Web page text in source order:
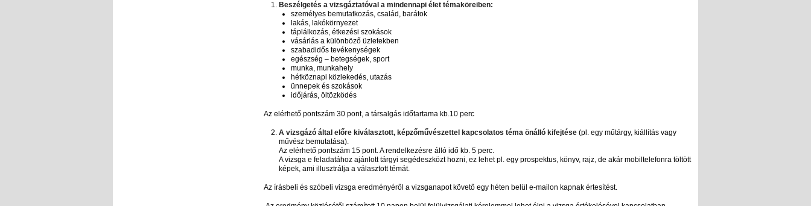
Beszélgetés a vizsgáztatóval a mindennapi élet témaköreiben:
személyes bemutatkozás, család, barátok
lakás, lakókörnyezet
táplálkozás, étkezési szokások
vásárlás a különböző üzletekben
szabadidős tevékenységek
egészség – betegségek, sport
munka, munkahely
hétköznapi közlekedés, utazás
ünnepek és szokások
időjárás, öltözködés
Az elérhető pontszám 30 pont, a társalgás időtartama kb.10 perc
A vizsgázó által előre kiválasztott, képzőművészettel kapcsolatos téma önálló kifejtése (pl. egy műtárgy, kiállítás vagy
művész bemutatása).
Az elérhető pontszám 15 pont. A rendelkezésre álló idő kb. 5 perc.
A vizsga e feladatához ajánlott tárgyi segédeszközt hozni, ez lehet pl. egy prospektus, könyv, rajz, de akár mobiltelefonra töltött
képek, ami illusztrálja a választott témát.
Az írásbeli és szóbeli vizsga eredményéről a vizsganapot követő egy héten belül e-mailon kapnak értesítést.